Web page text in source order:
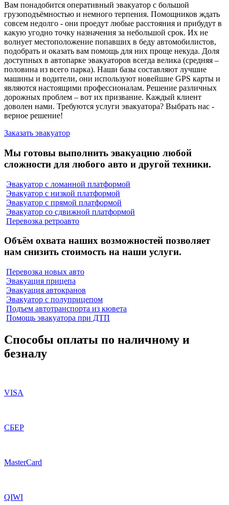
Вам понадобится оперативный эвакуатор с большой
грузоподъёмностью и немного терпения. Помощников ждать
совсем недолго - они проедут любые расстояния и прибудут в
какую угодно точку назначения за небольшой срок. Их не
волнует местоположение попавших в беду автомобилистов,
подобрать и оказать вам помощь для них проще некуда. Доля
доступных в автопарке эвакуаторов всегда велика (средняя –
половина из всего парка). Наши базы составляют лучшие
машины и водители, они используют новейшие GPS карты и
являются настоящими профессионалам. Решение различных
дорожных проблем – вот их призвание. Каждый клиент
доволен нами. Требуются услуги эвакуатора? Выбрать нас -
верное решение!
Заказать эвакуатор
Мы готовы выполнить эвакуацию любой
сложности для любого авто и другой техники.
Эвакуатор с ломанной платформой
Эвакуатор с низкой платформой
Эвакуатор с прямой платформой
Эвакуатор со сдвижной платформой
Перевозка ретроавто
Объём охвата наших возможностей позволяет
нам снизить стоимость на наши услуги.
Перевозка новых авто
Эвакуация прицепа
Эвакуация автокранов
Эвакуатор с полуприцепом
Подъем автотранспорта из кювета
Помощь эвакуатора при ДТП
Способы оплаты по наличному и
безналу
VISA
СБЕР
MasterCard
QIWI